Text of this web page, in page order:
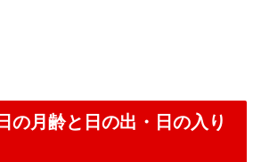
の月齢と日の出・日の入り